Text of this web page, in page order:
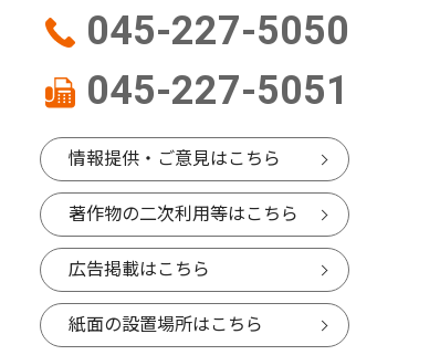
本の地震受け募金活動
本 区制
開始
045-227-5050
045-227-5051
情報提供・ご意見はこちら
著作物の二次利用等はこちら
広告掲載はこちら
紙面の設置場所はこちら